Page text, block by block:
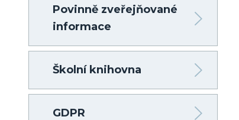
Povinně zveřejňované
informace
Školní knihovna
GDPR